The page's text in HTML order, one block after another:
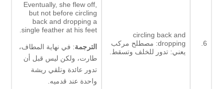
6.
circling back and
dropping: مصطلح مركب
يعني: تدور للخلف وتسقط.
Eventually, she flew off,
but not before circling
back and dropping a
single feather at his feet.
الترجمة: في نهاية المطاف،
طارت، ولكن ليس قبل أن
تدور عائدة وتلقي ريشة
واحدة عند قدميه.